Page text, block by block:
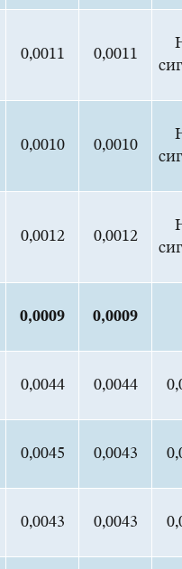
0,0011 0,0011
0,0010 0,0010
0,0012 0,0012
0,0009 0,0009
0,0044 0,0044
0,0045 0,0043
0,0043 0,0043